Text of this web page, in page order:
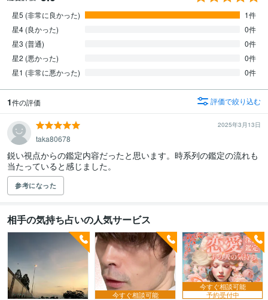
星5 (非常に良かった)
1件
星4 (良かった)
0件
星3 (普通)
0件
星2 (悪かった)
0件
星1 (非常に悪かった)
0件
1件の評価 評価で絞り込む
2025年3月13日
taka80678
鋭い視点からの鑑定内容だったと思います。時系列の鑑定の流れも
当たっていると感じました。
参考になった
相手の気持ち占いの人気サービス
今すぐ相談可能
今すぐ相談可能
予約受付中